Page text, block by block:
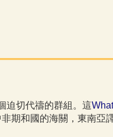
迫切代禱的群組。這
期和國的海關，東南亞